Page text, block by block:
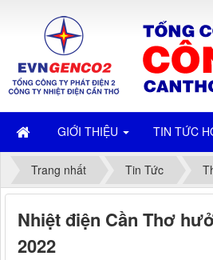
GIỚI THIỆU TIN TỨC
Trang nhất Tin Tức
Nhiệt điện Cần Thơ
2022